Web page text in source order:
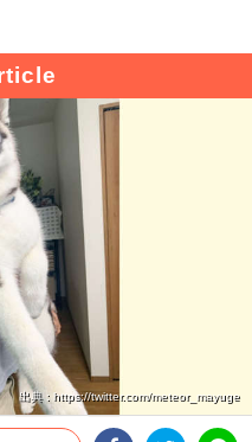
出典 : https://twitter.com/meteor_mayuge